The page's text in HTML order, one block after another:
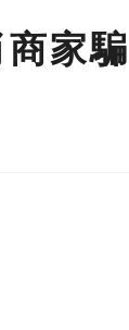
家騙